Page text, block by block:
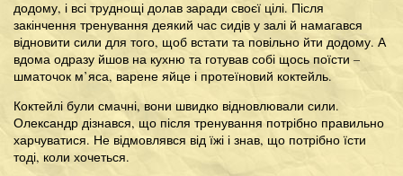
додому, і всі труднощі долав заради своєї цілі. Після
закінчення тренування деякий час сидів у залі й намагався
відновити сили для того, щоб встати та повільно йти додому. А
вдома одразу йшов на кухню та готував собі щось поїсти –
шматочок м’яса, варене яйце і протеїновий коктейль.
Коктейлі були смачні, вони швидко відновлювали сили.
Олександр дізнався, що після тренування потрібно правильно
харчуватися. Не відмовлявся від їжі і знав, що потрібно їсти
тоді, коли хочеться.